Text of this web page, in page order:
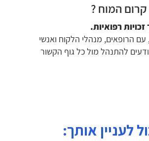
המוח ?
רפואיות.
עם הרופאים, מנהלי הלקוח ואנשי
להתנהל מול כל גוף הקשור
לעניין אותך: